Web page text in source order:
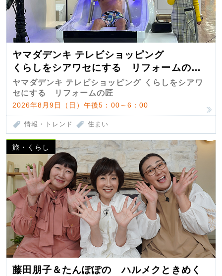
ヤマダデンキ テレビショッピング
くらしをシアワセにする リフォームの
匠 第7弾
ヤマダデンキ テレビショッピング くらしをシアワ
セにする リフォームの匠
2026年8月9日（日）午後5：00～6：00
情報・トレンド 住まい
旅・くらし
藤田朋子＆たんぽぽの ハルメクときめく